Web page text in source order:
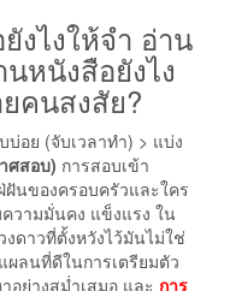
งไงให้จํา อ่าน
หนังสือยังไง
คนสงสัย?
อย (จับเวลาทำ) > แบ่ง
ศสอบ) การสอบเข้า
นของครอบครัวและใคร
วามมั่นคง แข็งแรง ใน
ดาวที่ตั้งหวังไว้มันไม่ใช่
ผลนที่ดีในการเตรียมตัว
อย่างสม่ำเสมอ และ การ